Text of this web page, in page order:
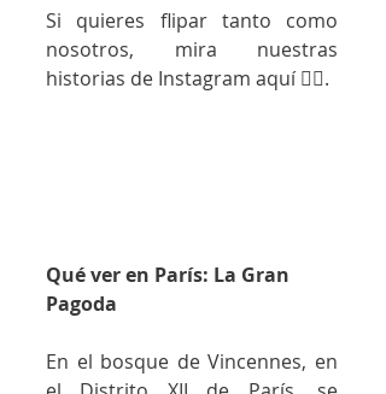
Si quieres flipar tanto como
nosotros, mira nuestras
historias de Instagram aquí 👇🏼.
Qué ver en París: La Gran
Pagoda
En el bosque de Vincennes, en